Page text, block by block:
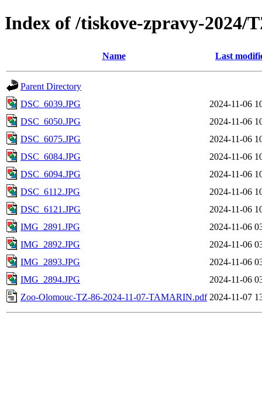
Index of /tiskove-zpravy-2024/
Name Last
Parent Directory
DSC_6039.JPG
2024-11-06
DSC_6050.JPG
2024-11-06
DSC_6075.JPG
2024-11-06
DSC_6084.JPG
2024-11-06
DSC_6094.JPG
2024-11-06
DSC_6112.JPG
2024-11-06
DSC_6121.JPG
2024-11-06
IMG_2891.JPG
2024-11-06
IMG_2892.JPG
2024-11-06
IMG_2893.JPG
2024-11-06
IMG_2894.JPG
2024-11-06
Zoo-Olomouc-TZ-86-2024-11-07-TAMARIN.pdf 2024-11-07